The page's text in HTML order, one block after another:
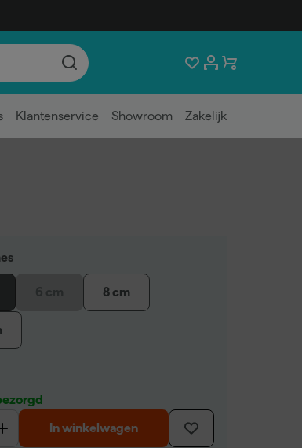
Klantenservice Showroom Zakelijk
8 cm
In winkelwagen